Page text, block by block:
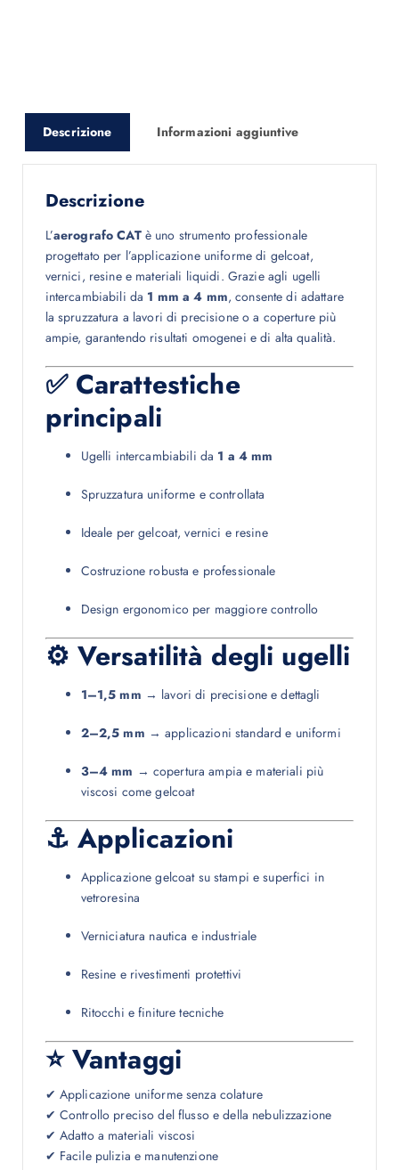
Descrizione Informazioni aggiuntive
Descrizione
L’aerografo CATè uno strumento professionale
progettato per l’applicazione uniforme di gelcoat,
vernici, resine e materiali liquidi. Grazie agli ugelli
intercambiabili da 1 mm a 4 mm, consente di adattare
la spruzzatura a lavori di precisione o a coperture più
ampie, garantendo risultati omogenei e di alta qualità.
✅ Carattestiche
principali
Ugelli intercambiabili da 1 a 4 mm
Spruzzatura uniforme e controllata
Ideale per gelcoat, vernici e resine
Costruzione robusta e professionale
Design ergonomico per maggiore controllo
⚙️ Versatilità degli ugelli
1–1,5 mm → lavori di precisione e dettagli
2–2,5 mm → applicazioni standard e uniformi
3–4 mm → copertura ampia e materiali più
viscosi come gelcoat
⚓ Applicazioni
Applicazione gelcoat su stampi e superfici in
vetroresina
Verniciatura nautica e industriale
Resine e rivestimenti protettivi
Ritocchi e finiture tecniche
⭐ Vantaggi
✔ Applicazione uniforme senza colature
✔ Controllo preciso del flusso e della nebulizzazione
✔ Adatto a materiali viscosi
✔ Facile pulizia e manutenzione